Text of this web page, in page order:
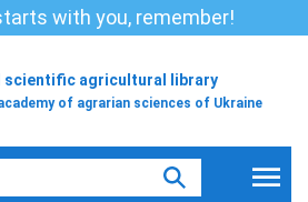
with you, remember!
scientific agricultural library
of agrarian sciences of Ukraine